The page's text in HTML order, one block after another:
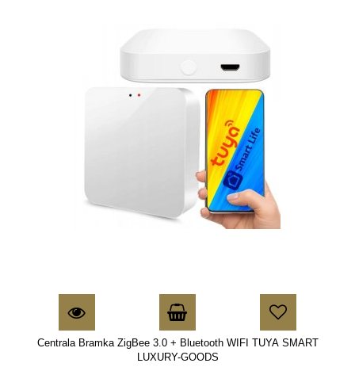
Centrala Bramka ZigBee 3.0 + Bluetooth WIFI TUYA SMART
LUXURY-GOODS